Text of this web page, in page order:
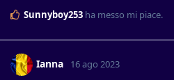
Sunnyboy253 ha messo mi piace.
Ianna 16 ago 2023